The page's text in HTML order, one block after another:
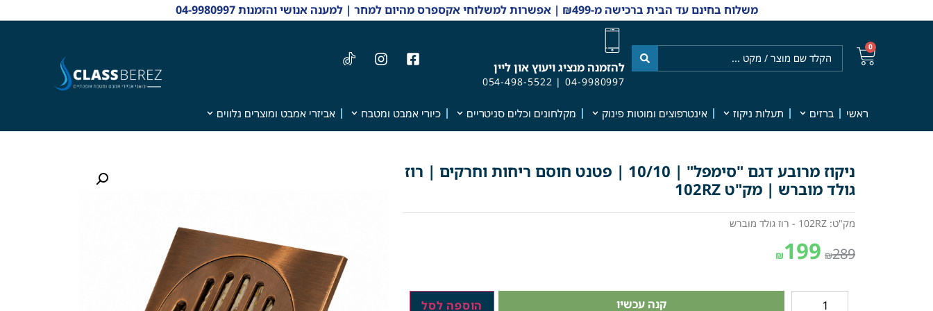
משלוח בחינם עד הבית ברכישה מ-₪499 | אפשרות למשלוחי אקספרס מהיום למחר | למענה אנושי והזמנות 04-9980997
0
להזמנה מנציג ויעוץ און ליין
04-9980997
|
054-498-5522
ראשי ברזים תעלות ניקוז אינטרפוצים ומוטות פינוק מקלחונים וכלים סניטריים כיורי אמבט ומטבח אביזרי אמבט ומוצרים נלווים
ניקוז מרובע דגם "סימפל" | 10/10 | פטנט חוסם ריחות וחרקים | רוז
גולד מוברש | מק"ט 102RZ
מק"ט: 102RZ - רוז גולד מוברש
₪289
₪199
קנה עכשיו הוספה לסל